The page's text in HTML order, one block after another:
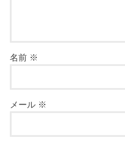
名前 ※
メール ※